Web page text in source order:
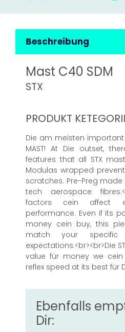
Beschreibung
Mast C40 SDM
STX
PRODUKT
Die am meisten
MAST! At Die outset,
features that all STX
Modulas wrapped
scratches. Pre-Preg
tech aerospace
factors cein affect
performance. Even if its
money cein buy, this
match your
expectations.<br><br>Die
value für money we
reflex speed at its best für
Ebenfalls
Dir: